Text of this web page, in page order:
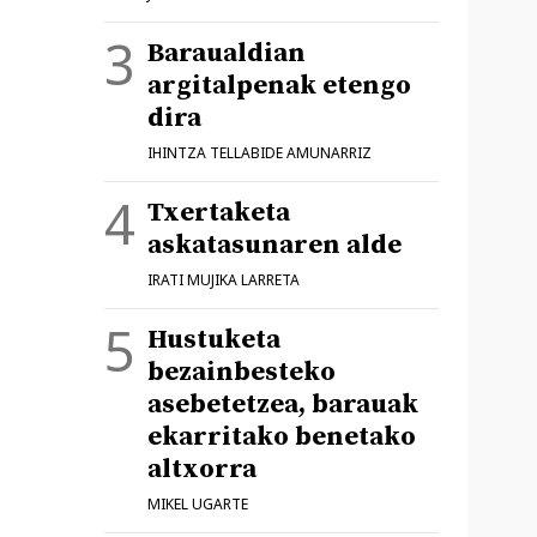
Baraualdian
argitalpenak etengo
dira
IHINTZA TELLABIDE AMUNARRIZ
Txertaketa
askatasunaren alde
IRATI MUJIKA LARRETA
Hustuketa
bezainbesteko
asebetetzea, barauak
ekarritako benetako
altxorra
MIKEL UGARTE